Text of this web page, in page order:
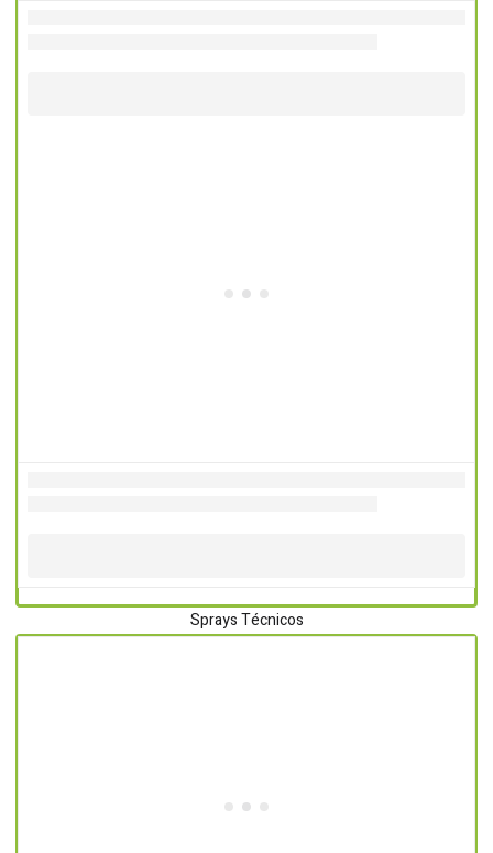
Sprays Técnicos